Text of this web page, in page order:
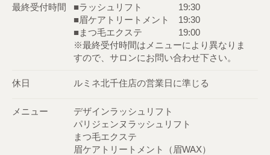
最終受付時間
■ラッシュリフト 19:30
■眉ケアトリートメント 19:30
■まつ毛エクステ 19:00
※最終受付時間はメニューにより異なりま
すので、サロンにお問い合わせ下さい。
休日 ルミネ北千住店の営業日に準じる
メニュー
デザインラッシュリフト
パリジェンヌラッシュリフト
まつ毛エクステ
眉ケアトリートメント（眉WAX）